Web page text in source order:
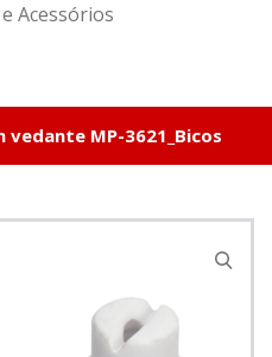
Acessórios
vedante MP-3621_Bicos